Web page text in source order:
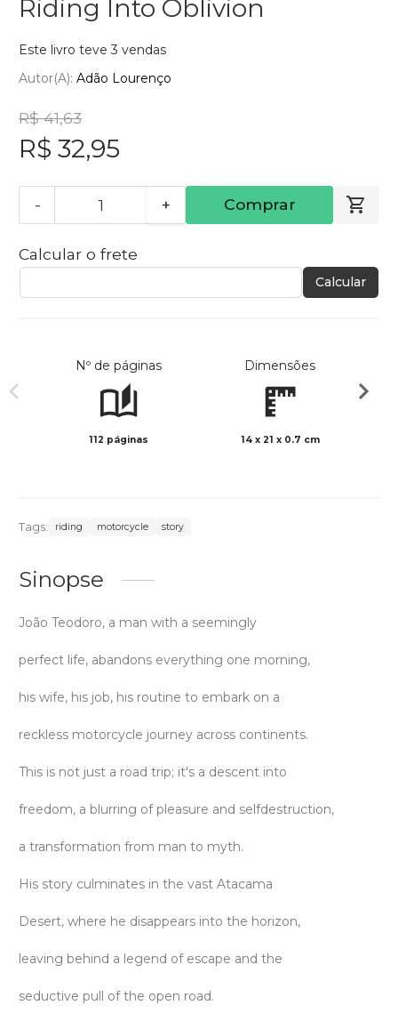
Riding Into Oblivion
Este livro teve 3 vendas
Autor(a): Adão Lourenço
R$ 41,63
R$ 32,95
- + Comprar
Calcular o frete
Calcular
Nº de páginas
112 páginas
Dimensões
14 x 21 x 0.7 cm
Tags: riding motorcycle story
Sinopse
João Teodoro, a man with a seemingly
perfect life, abandons everything one morning,
his wife, his job, his routine to embark on a
reckless motorcycle journey across continents.
This is not just a road trip; it's a descent into
freedom, a blurring of pleasure and selfdestruction,
a transformation from man to myth.
His story culminates in the vast Atacama
Desert, where he disappears into the horizon,
leaving behind a legend of escape and the
seductive pull of the open road.